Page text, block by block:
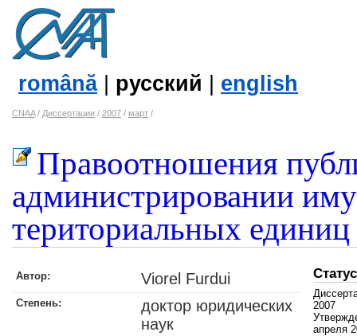
română| русский english
CNAA/ Диссертации / 2007 / март /
Правоотношения
администрировании
териториальных единиц
Автор: Viorel Furdui
Степень:
доктор юридических
наук
Статус
2007
апреля